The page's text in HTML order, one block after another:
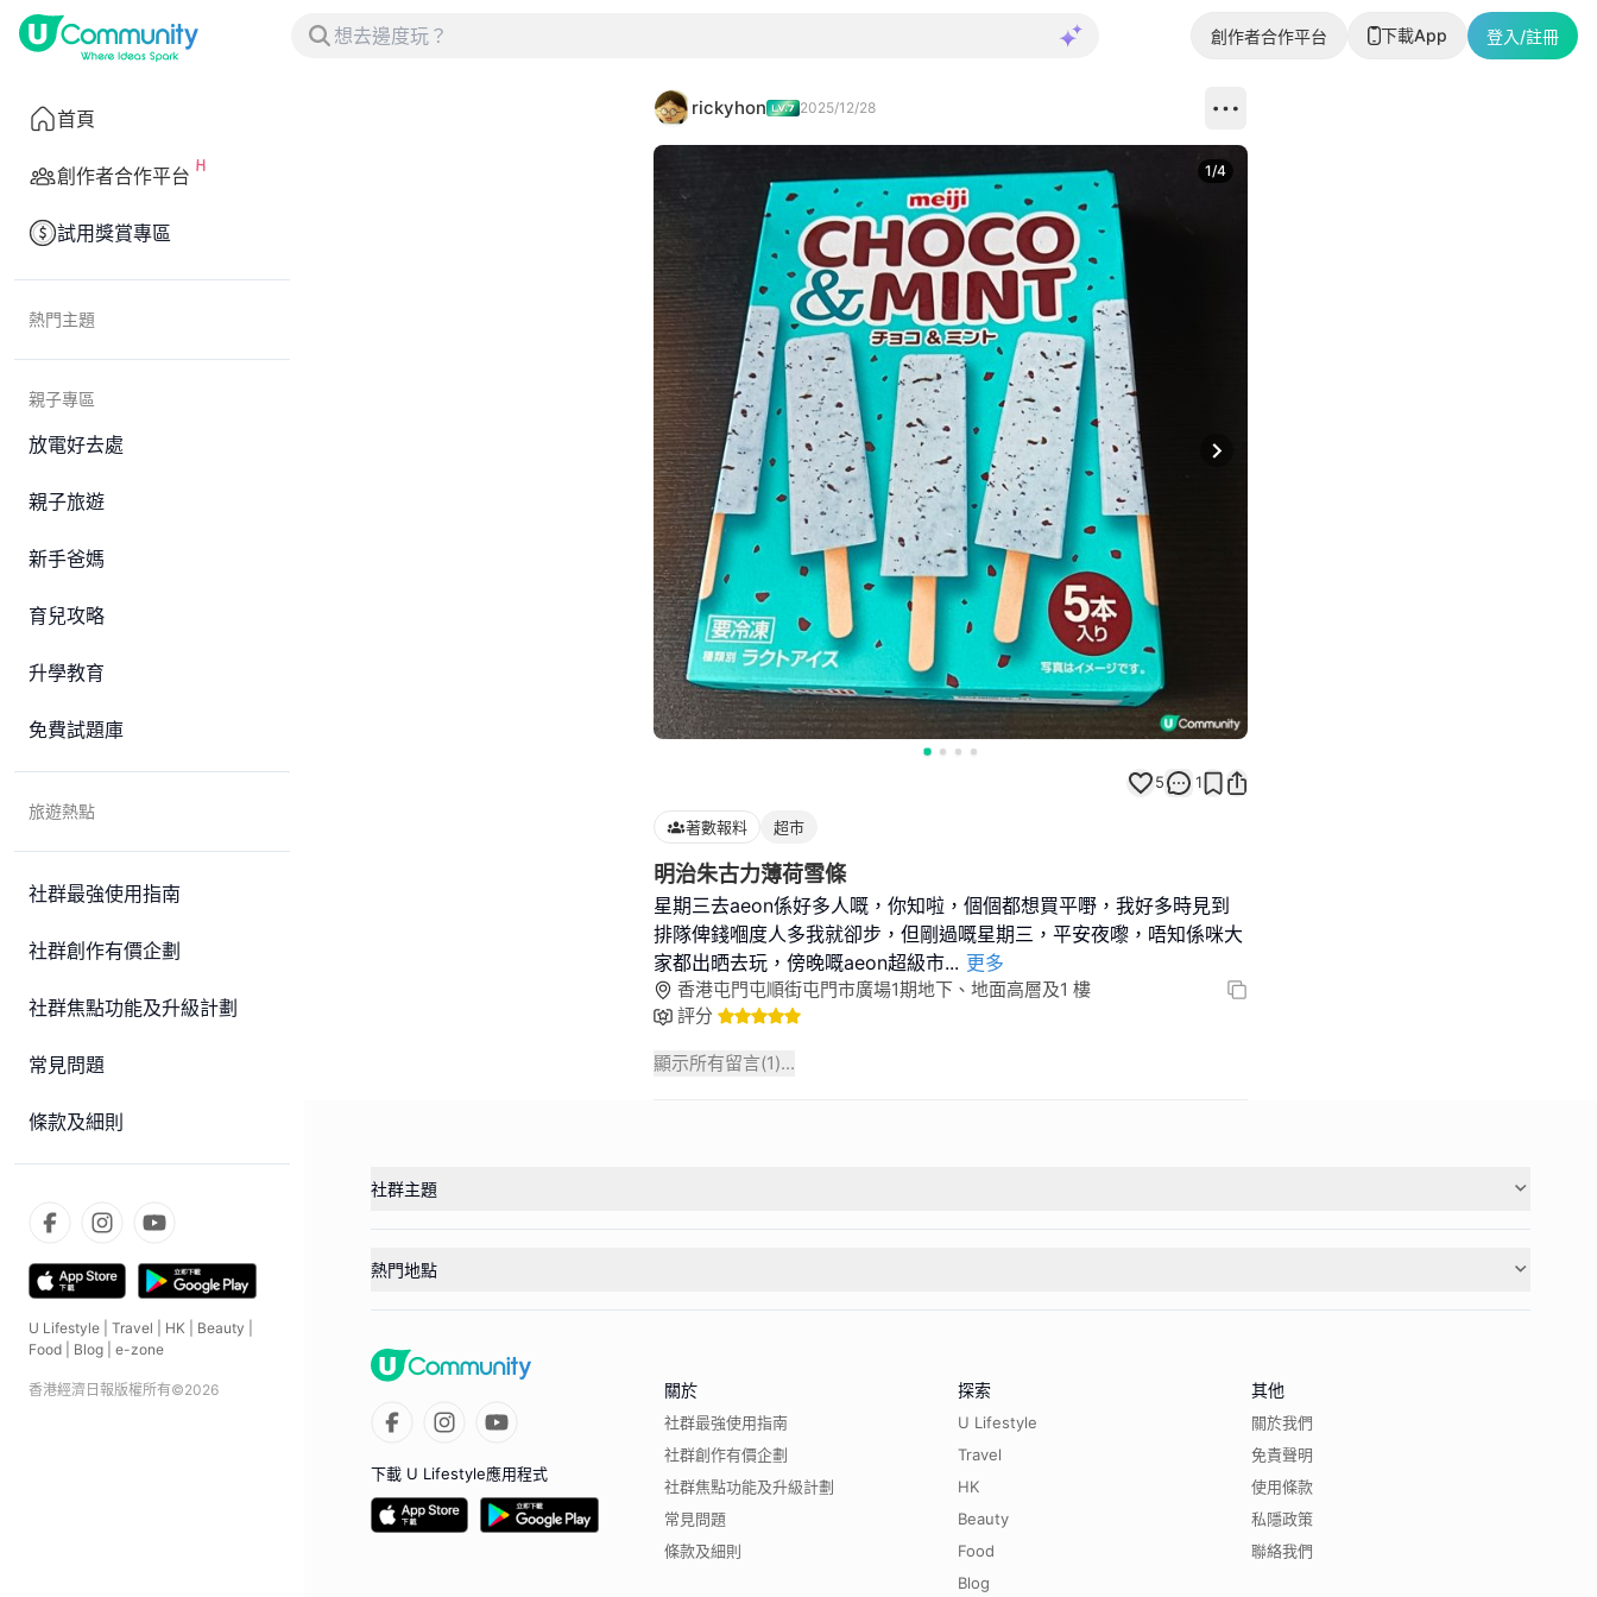
創作者合作平台 下載App 登入/註冊
首頁
創作者合作平台
試用獎賞專區
熱門主題
親子專區
放電好去處
親子旅遊
新手爸媽
育兒攻略
升學教育
免費試題庫
旅遊熱點
社群最強使用指南
社群創作有價企劃
社群焦點功能及升級計劃
常見問題
條款及細則
U Lifestyle Travel HK Beauty
Food
Blog e-zone
香港經濟日報版權所有©2026
rickyhon 2025/12/28
Next slide
1/4
5 1
著數報料 超市
明治朱古力薄荷雪條
星期三去aeon係好多人嘅，你知啦，個個都想買平嘢，我好多時見到
排隊俾錢嗰度人多我就卻步，但剛過嘅星期三，平安夜嚟，唔知係咪大
家都出晒去玩，傍晚嘅aeon超級市... 更多
香港屯門屯順街屯門市廣場1期地下、地面高層及1 樓
評分
顯示所有留言(1)...
社群主題
熱門地點
下載 U Lifestyle應用程式
關於
社群最強使用指南
社群創作有價企劃
社群焦點功能及升級計劃
常見問題
條款及細則
探索
U Lifestyle
Travel
HK
Beauty
Food
Blog
其他
關於我們
免責聲明
使用條款
私隱政策
聯絡我們